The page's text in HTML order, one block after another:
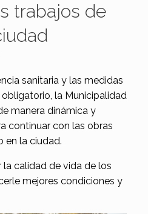
trabajos de
sanitaria y las medidas
la Municipalidad
manera dinámica y
continuar con las obras
en la ciudad.
calidad de vida de los
mejores condiciones y